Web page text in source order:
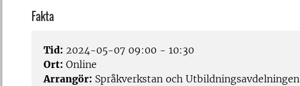
Fakta
Tid: 2024-05-07 09:00 - 10:30
Ort: Online
Arrangör: Språkverkstan och Utbildningsavdelningen